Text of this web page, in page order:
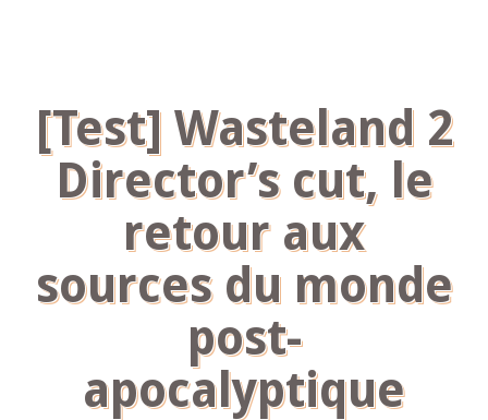
[Test] Wasteland 2
Director’s cut, le
retour aux
sources du monde
post-
apocalyptique